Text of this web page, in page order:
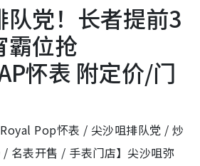
队党！长者提前3
霸位抢
怀表 附定价/门
Pop怀表 / 尖沙咀排队党 / 炒
名表开售 / 手表门店】尖沙咀弥